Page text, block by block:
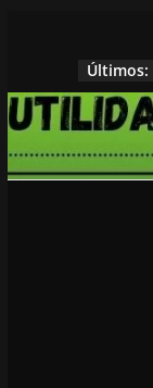
conteúdo
Últimos: